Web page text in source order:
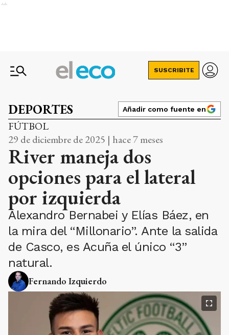
Ads
SUSCRIBITE
DEPORTES Añadir como fuente en
FÚTBOL
29 de diciembre de 2025 | hace 7 meses
River maneja dos
opciones para el lateral
por izquierda
Alexandro Bernabei y Elías Báez, en
la mira del “Millonario”. Ante la salida
de Casco, es Acuña el único “3”
natural.
Fernando Izquierdo